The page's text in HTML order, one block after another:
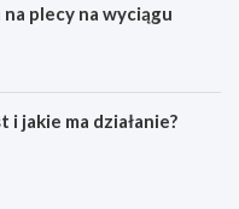
plecy na wyciągu
i jakie ma działanie?